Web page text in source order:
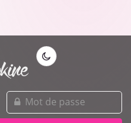
mot
de
passe